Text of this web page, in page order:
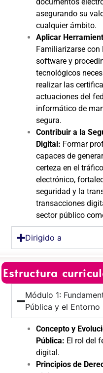
asegurando su
cualquier ámbito.
Aplicar
Familiarizarse
software y
tecnológicos
realizar las
actuaciones del
informático de
segura.
Contribuir a la
Digital: Formar
capaces de
certeza en el
electrónico,
seguridad y la
transacciones
sector público
Dirigido a
Estructura
Módulo 1:
Pública y el Entorno
Concepto y
Pública: El rol del
digital.
Principios de